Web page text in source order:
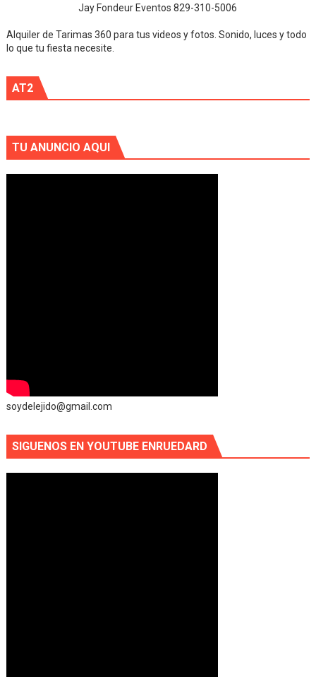
Jay Fondeur Eventos 829-310-5006
Alquiler de Tarimas 360 para tus videos y fotos. Sonido, luces y todo
lo que tu fiesta necesite.
AT2
TU ANUNCIO AQUI
soydelejido@gmail.com
SIGUENOS EN YOUTUBE ENRUEDARD